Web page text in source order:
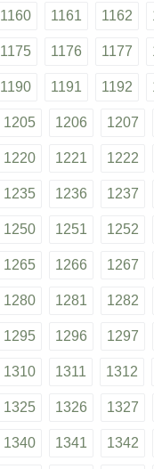
1160 1161 1162
1175 1176 1177
1190 1191 1192
1205 1206 1207
1220 1221 1222
1235 1236 1237
1250 1251 1252
1265 1266 1267
1280 1281 1282
1295 1296 1297
1310 1311 1312
1325 1326 1327
1340 1341 1342